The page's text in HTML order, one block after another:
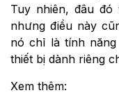
Tuy nhiên, đâu
nhưng điều này
nó chỉ là tính
thiết bị dành riêng
Xem thêm: